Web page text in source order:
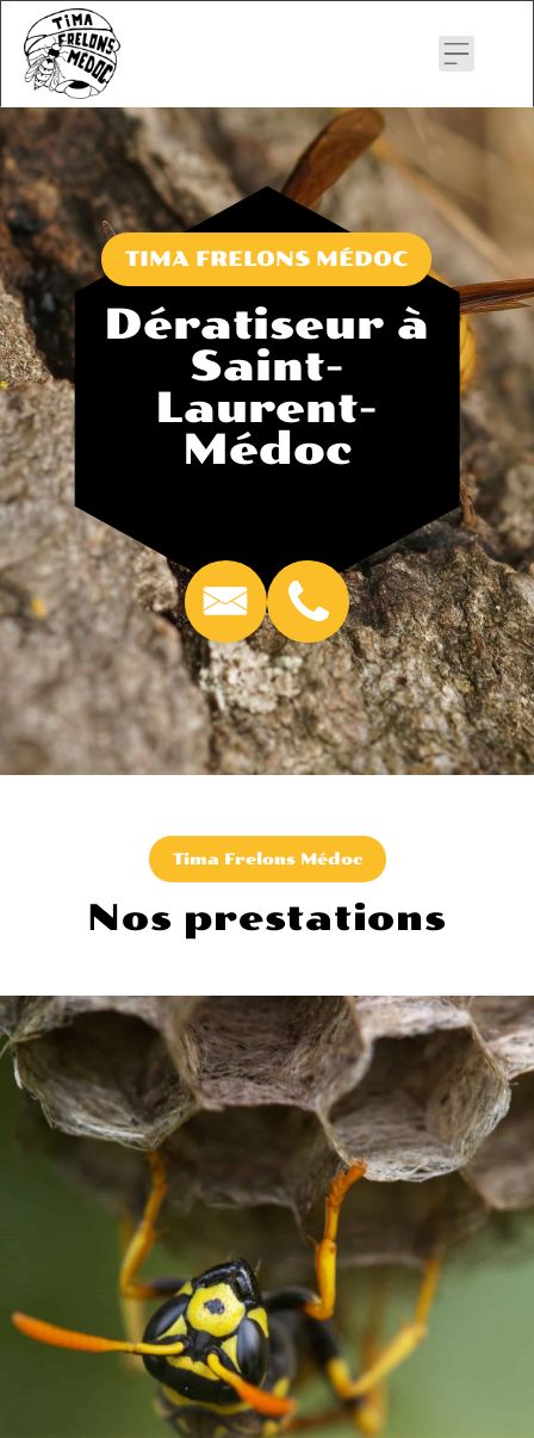
content
TIMA FRELONS MÉDOC
Dératiseur à
Saint-
Laurent-
Médoc
Tima Frelons Médoc
Nos prestations